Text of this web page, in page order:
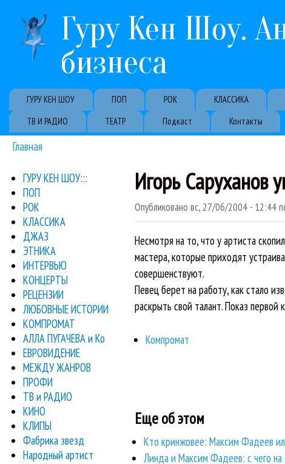
Гуру Кен Шоу.
бизнеса
Primary links
ГУРУ КЕН ШОУ ПОП РОК КЛАССИКА
ТВ И РАДИО
ТЕАТР Подкаст Контакты
Вы здесь
Главная
Игорь Саруханов
Опубликовано вс, 27/06/2004 - 12:44
Несмотря на то, что у артиста
мастера, которые приходят
совершенствуют.
Певец берет на работу, как стало
раскрыть свой талант. Показ
Компромат
Еще об этом
Кто кринжовее: Максим Фадеев
Линда и Максим Фадеев: с чего на
ГУРУ КЕН ШОУ:::
ПОП
РОК
КЛАССИКА
ДЖАЗ
ЭТНИКА
ИНТЕРВЬЮ
КОНЦЕРТЫ
РЕЦЕНЗИИ
ЛЮБОВНЫЕ ИСТОРИИ
КОМПРОМАТ
АЛЛА ПУГАЧЕВА и Ко
ЕВРОВИДЕНИЕ
МЕЖДУ ЖАНРОВ
ПРОФИ
ТВ и РАДИО
КИНО
КЛИПЫ
Фабрика звезд
Народный артист